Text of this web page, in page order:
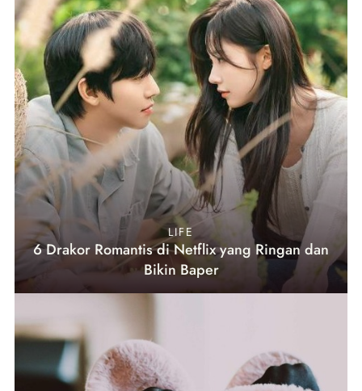
LIFE
6 Drakor Romantis di Netflix yang Ringan dan
Bikin Baper